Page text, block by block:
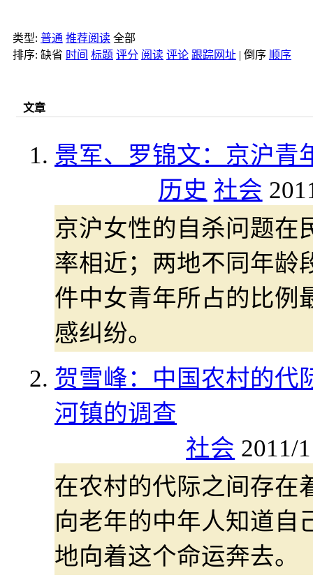
类型: 普通 推荐阅读 全部
排序: 缺省 时间 标题 评分 阅读 评论 跟踪网址 | 倒序 顺序
文章
景军、罗锦文：京沪青
历史 社会
京沪女性的自杀问题在
率相近；两地不同年龄
件中女青年所占的比例
感纠纷。
贺雪峰：中国农村的
河镇的调查
社会 2011/
在农村的代际之间存在
向老年的中年人知道自
地向着这个命运奔去。